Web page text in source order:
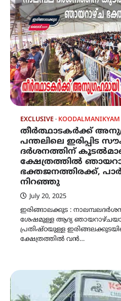
EXCLUSIVE KOODALMANIKYAM
തീർത്ഥാടകർക്ക്
പന്തലിലെ ഇരിപ്പിട
ദർശനത്തിന്
ക്ഷേത്രത്തിൽ
ഭക്തജനത്തിരക്ക്,
നിറഞ്ഞു
July 20, 2025
ഇരിങ്ങാലക്കുട :
ശേഷമുള്ള ആദ്യ
പ്രതിഷ്ഠയുള്ള
ക്ഷേത്രത്തിൽ വൻ…